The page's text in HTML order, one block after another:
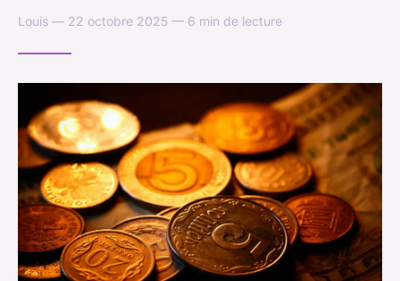
Louis — 22 octobre 2025 — 6 min de lecture